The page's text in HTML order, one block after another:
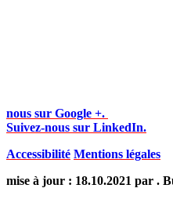
nous sur Google +.
Suivez-nous sur LinkedIn.
Accessibilité Mentions légales
mise à jour : 18.10.2021 par .